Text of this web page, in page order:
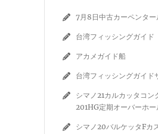
7月8日中古カーペンター
台湾フィッシングガイド
アカメガイド船
台湾フィッシングガイド
シマノ21カルカッタコン
201HG定期オーバーホー
シマノ20バルケッタFカ